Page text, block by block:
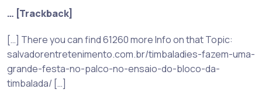
… [Trackback]
[…] There you can find 61260 more Info on that Topic:
salvadorentretenimento.com.br/timbaladies-fazem-uma-
grande-festa-no-palco-no-ensaio-do-bloco-da-
timbalada/ […]